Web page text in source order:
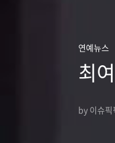
연예뉴스
최
by 이슈픽